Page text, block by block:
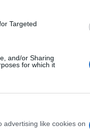
Targeted
and/or Sharing
for which it
advertising like cookies on